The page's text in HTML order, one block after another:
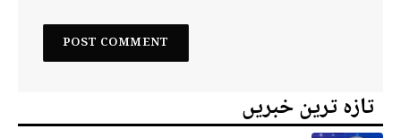
تازہ ترین خبریں